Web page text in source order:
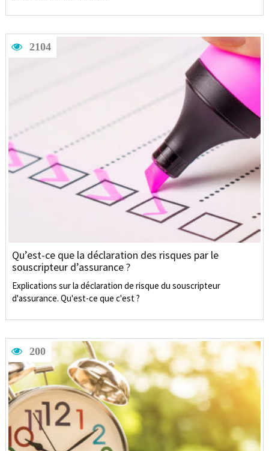
2104
Qu’est-ce que la déclaration des risques par le
souscripteur d’assurance ?
Explications sur la déclaration de risque du souscripteur
d'assurance. Qu'est-ce que c'est ?
200